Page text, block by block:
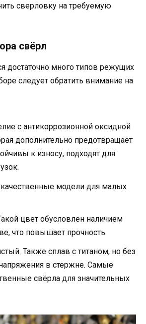
сверловку на требуемую
свёрл
достаточно много типов режущих
следует обратить внимание на
с антикоррозионной оксидной
дополнительно предотвращает
к износу, подходят для
модели для малых
цвет обусловлен наличием
что повышает прочность.
Также сплав с титаном, но без
в стержне. Самые
свёрла для значительных